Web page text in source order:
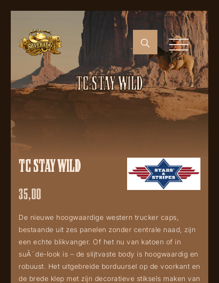
TC STAY WILD
TC STAY WILD
35,00
De nieuwe hoogwaardige western trucker caps,
bestaande uit zes panelen zonder centrale naad, zijn
een echte blikvanger. Of het nu van katoen of in
suÃ¨de-look is – de slijtvaste body is hoogwaardig en
robuust. Het uitgebreide borduursel op de voorkant en
de brede klep met zijn decoratieve stiksels maken van